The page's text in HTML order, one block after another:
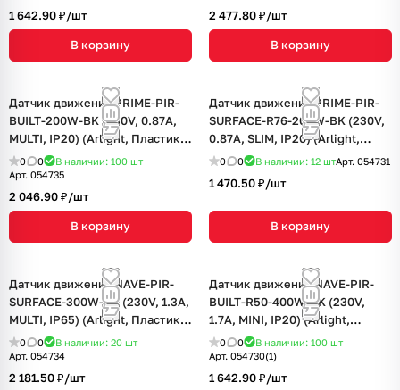
1 642.90 ₽/шт
В корзину
2 477.80 ₽/шт
В корзину
Датчик движения PRIME-PIR-
BUILT-200W-BK (230V, 0.87A,
MULTI, IP20) (Arlight, Пластик,
5 лет)
0 0 В наличии: 100 шт
Арт. 054735
2 046.90 ₽/шт
В корзину
Датчик движения PRIME-PIR-
SURFACE-R76-200W-BK (230V,
0.87A, SLIM, IP20) (Arlight,
Пластик, 5 лет)
0 0 В наличии: 12 штАрт. 054731
1 470.50 ₽/шт
В корзину
Датчик движения NAVE-PIR-
SURFACE-300W-BK (230V, 1.3A,
MULTI, IP65) (Arlight, Пластик,
5 лет)
0 0 В наличии: 20 шт
Арт. 054734
2 181.50 ₽/шт
Датчик движения NAVE-PIR-
BUILT-R50-400W-BK (230V,
1.7A, MINI, IP20) (Arlight,
Пластик, 5 лет)
0 0 В наличии: 100 шт
Арт. 054730(1)
1 642.90 ₽/шт